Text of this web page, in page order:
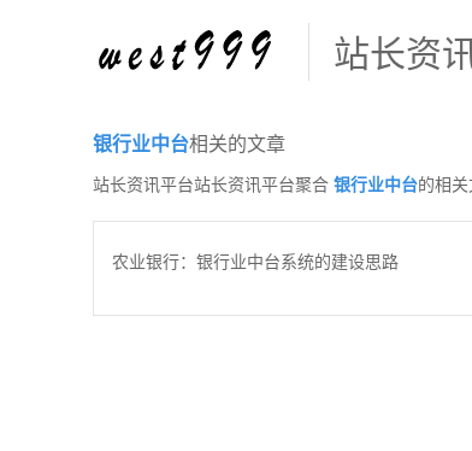
站长资
银行业中台相关的文章
站长资讯平台站长资讯平台聚合 银行业中台的相
农业银行：银行业中台系统的建设思路